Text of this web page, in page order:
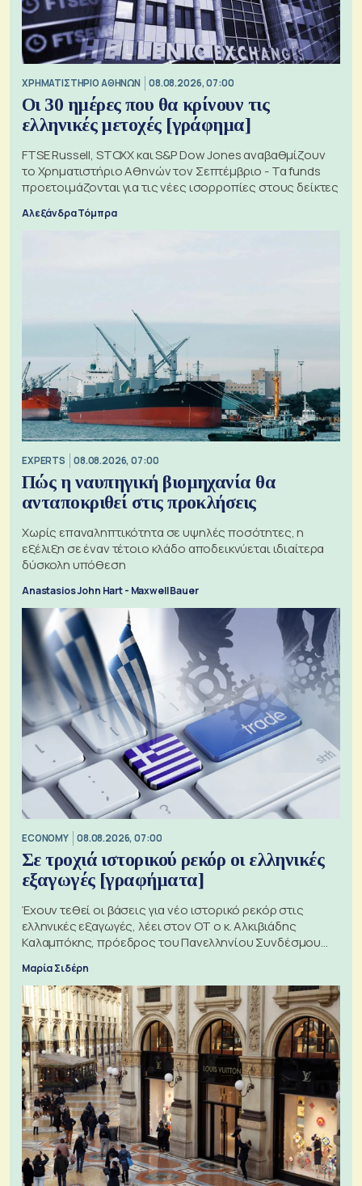
XΡΗΜΑΤΙΣΤΗΡΙΟ ΑΘΗΝΩΝ 08.08.2026, 07:00
Οι 30 ημέρες που θα κρίνουν τις
ελληνικές μετοχές [γράφημα]
FTSE Russell, STOXX και S&P Dow Jones αναβαθμίζουν
το Χρηματιστήριο Αθηνών τον Σεπτέμβριο - Τα funds
προετοιμάζονται για τις νέες ισορροπίες στους δείκτες
Αλεξάνδρα Τόμπρα
EXPERTS 08.08.2026, 07:00
Πώς η ναυπηγική βιομηχανία θα
ανταποκριθεί στις προκλήσεις
Χωρίς επαναληπτικότητα σε υψηλές ποσότητες, η
εξέλιξη σε έναν τέτοιο κλάδο αποδεικνύεται ιδιαίτερα
δύσκολη υπόθεση
Anastasios John Hart - Maxwell Bauer
ECONOMY 08.08.2026, 07:00
Σε τροχιά ιστορικού ρεκόρ οι ελληνικές
εξαγωγές [γραφήματα]
Έχουν τεθεί οι βάσεις για νέο ιστορικό ρεκόρ στις
ελληνικές εξαγωγές, λέει στον ΟΤ ο κ. Αλκιβιάδης
Καλαμπόκης, πρόεδρος του Πανελληνίου Συνδέσμου
Μαρία Σιδέρη